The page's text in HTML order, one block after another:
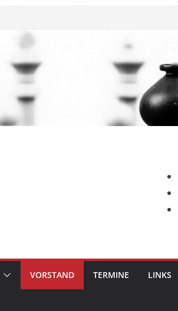
VORSTAND TERMINE LINKS